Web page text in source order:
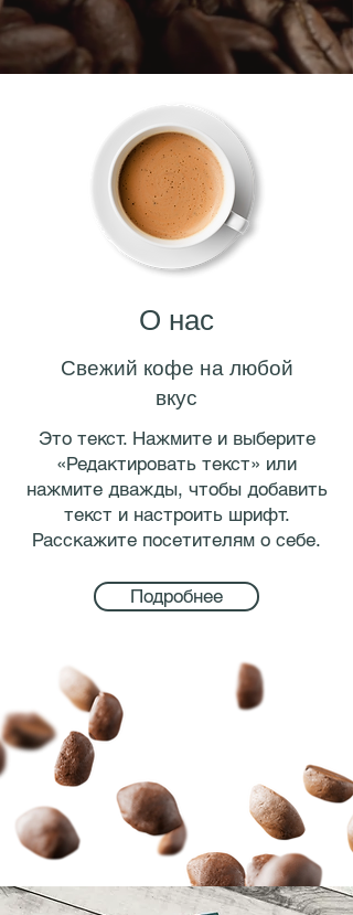
О нас
Свежий кофе на любой
вкус
Это текст. Нажмите и выберите
«Редактировать текст» или
нажмите дважды, чтобы добавить
текст и настроить шрифт.
Расскажите посетителям о себе.
Подробнее